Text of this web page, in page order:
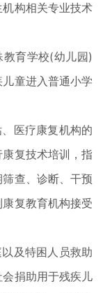
构相关专业技术
育学校(幼儿园)
童进入普通小学
医疗康复机构的
复技术培训，指
查、诊断、干预
复教育机构接受
及特困人员救助
捐助用于残疾儿